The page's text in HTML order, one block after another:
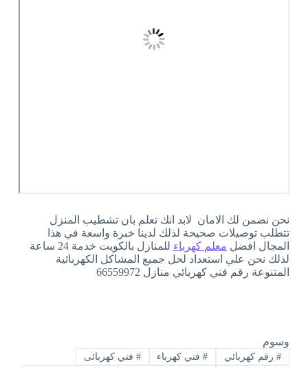
نحن نضمن لك الامان لابد انك تعلم بان تشطيب المنزل
تتطلب توصيلات صحيحة لذلك لدينا خبرة واسعة في هذا
المجال افضل معلم كهرباء
للمنازل بالكويت خدمة 24 ساعة
لذلك نحن علي استعداد لحل جميع المشاكل الكهربائية
المتنوعة رقم فني كهربائي منازل 66559972
وسوم
#رقم كهربائي #فني كهرباء # فني كهربائى